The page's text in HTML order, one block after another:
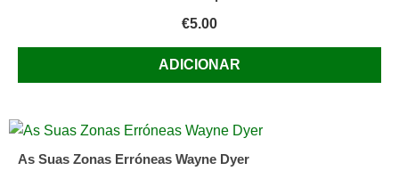
€5.00
ADICIONAR
As Suas Zonas Erróneas Wayne Dyer